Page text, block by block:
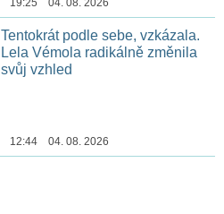
19:25 04. 08. 2026
Tentokrát podle sebe, vzkázala.
Lela Vémola radikálně změnila
svůj vzhled
12:44 04. 08. 2026